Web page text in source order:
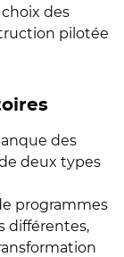
des
pilotée
des
deux types
programmes
différentes,